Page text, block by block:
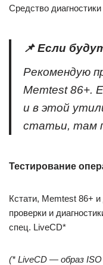
Средство
📌 Если
Рекомендую
Memtest 86+.
и в этой
статьи, там
Тестирование
Кстати, Memtest 86+
проверки и
спец. LiveCD*
(* LiveCD — образ